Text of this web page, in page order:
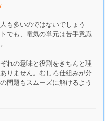
も多いのではないでしょう
でも、電気の単元は苦手意識
れの意味と役割をきちんと理
りません。むしろ仕組みが分
問題もスムーズに解けるよう